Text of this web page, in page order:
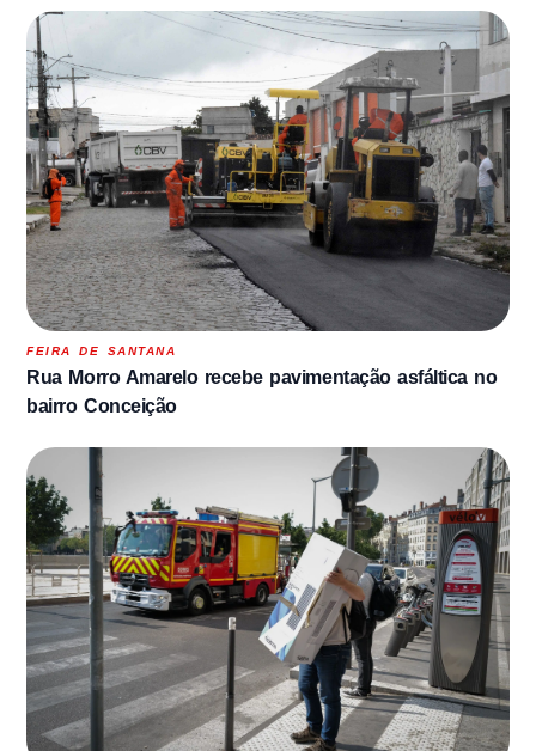
FEIRA DE SANTANA
Rua Morro Amarelo recebe pavimentação asfáltica no
bairro Conceição